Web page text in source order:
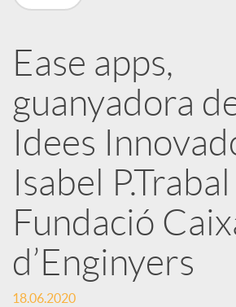
a
r
x
e
s
S
Ease apps,
guanyadora
Idees
Isabel
Fundació
d’Enginyers
18.06.2020